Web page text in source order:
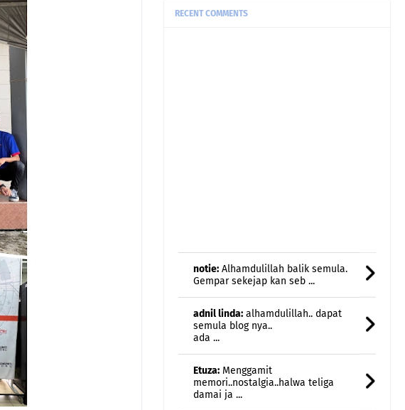
RECENT COMMENTS
semula blog nya..
ada ...
Etuza:Menggamit
memori..nostalgia..halwa teliga
damai ja ...
Rawiwa:Lagu Season In The Son tu
akak sukaaaaa🥰🤗